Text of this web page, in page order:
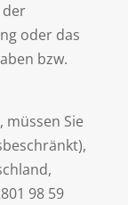
oder das
bzw.
Sie
98 59